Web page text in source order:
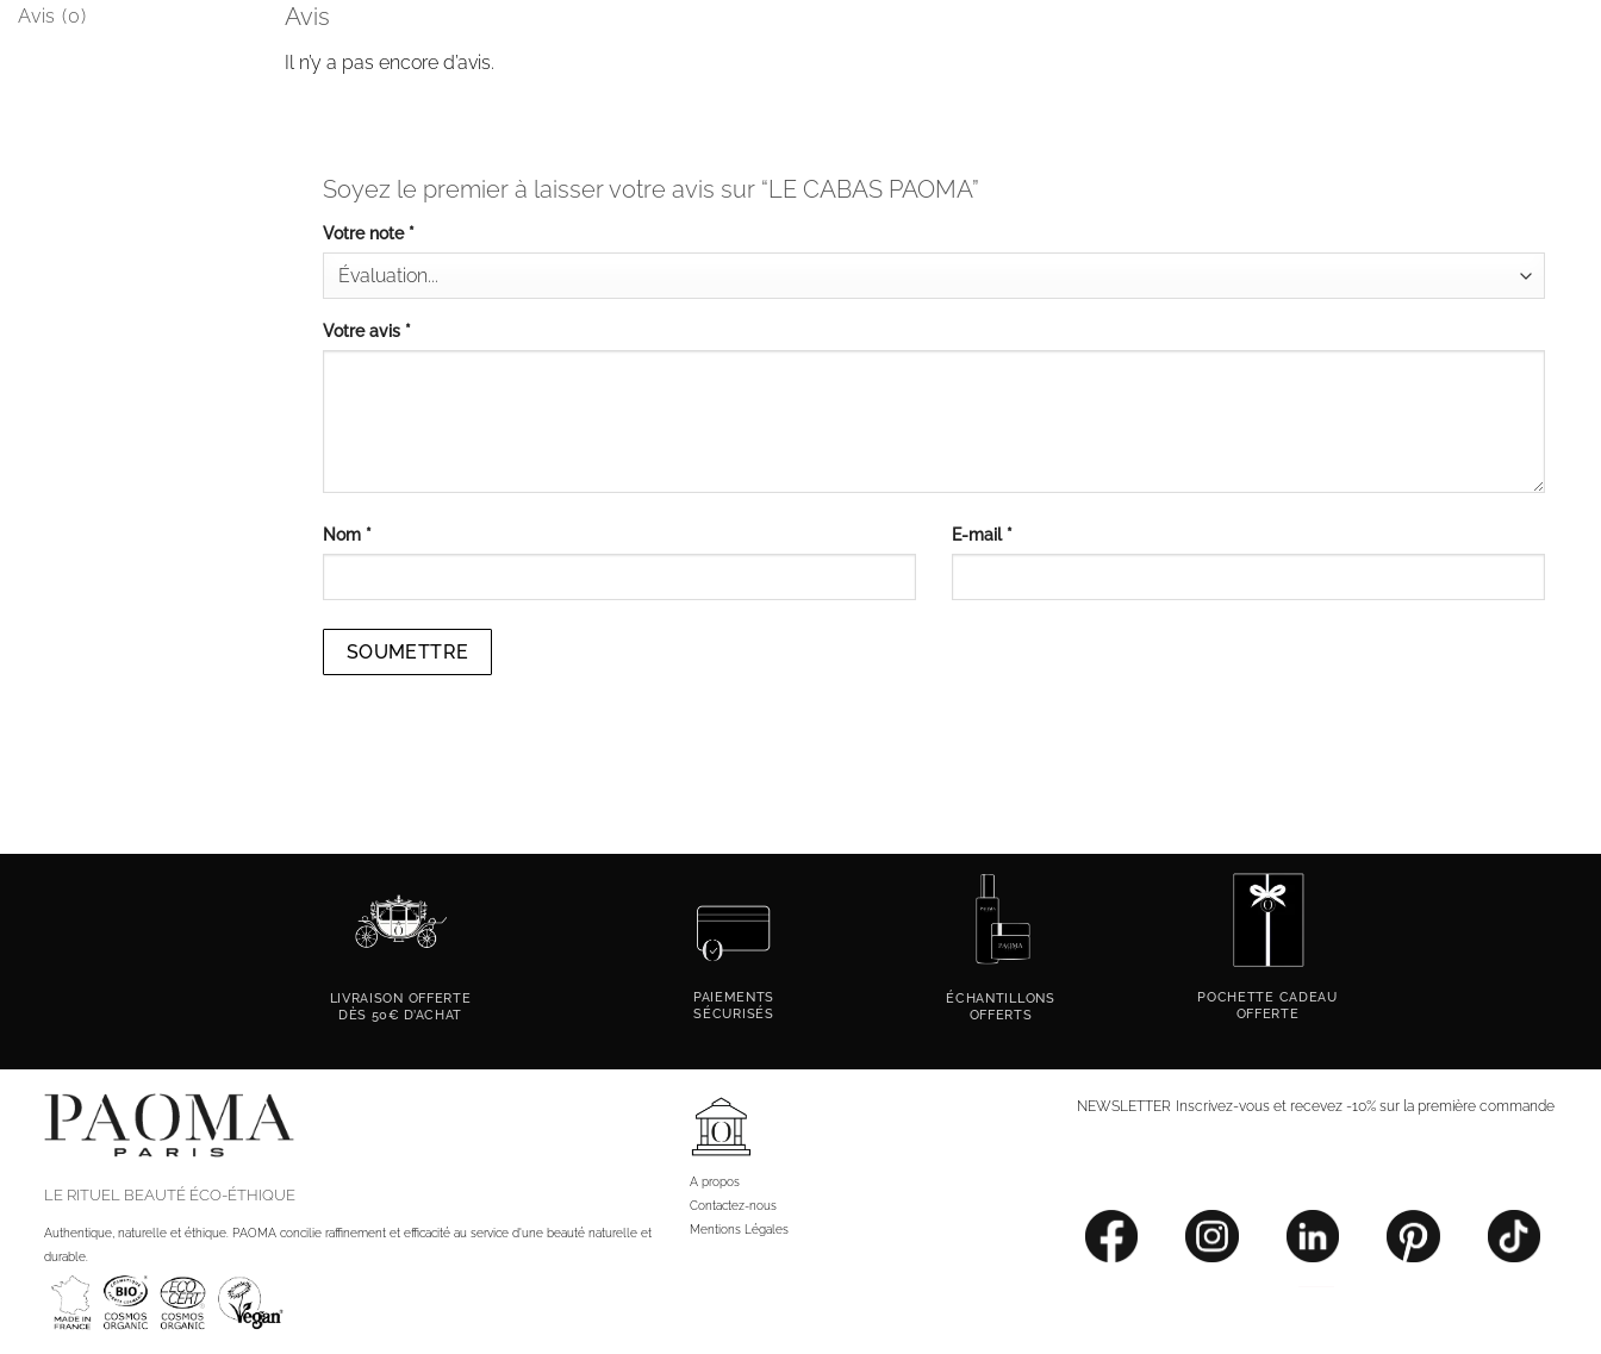
Avis (0) Avis
Il n’y a pas encore d’avis.
Soyez le premier à laisser votre avis sur “LE CABAS PAOMA”
Votre note *
Votre avis *
Nom * E-mail *
LIVRAISON OFFERTE
DÈS 50€ D’ACHAT
PAIEMENTS
SÉCURISÉS
ÉCHANTILLONS
OFFERTS
POCHETTE CADEAU
OFFERTE
LE RITUEL BEAUTÉ ÉCO-ÉTHIQUE
Authentique, naturelle et éthique. PAOMA concilie raffinement et efficacité au service d'une beauté naturelle et
durable.
A propos
Contactez-nous
Mentions Légales
NEWSLETTER Inscrivez-vous et recevez -10% sur la première commande